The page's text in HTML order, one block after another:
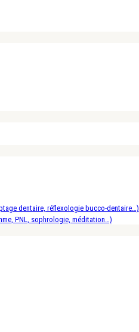
dentaire, réflexologie bucco-dentaire…)
PNL, sophrologie, méditation…)